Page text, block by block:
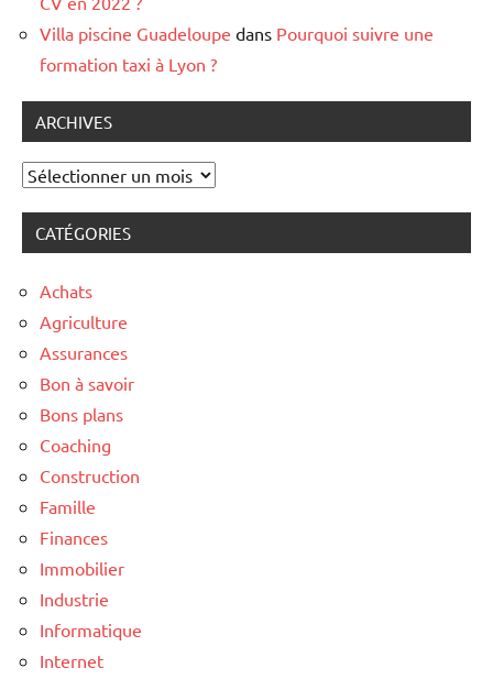
Villa piscine Guadeloupe dans Pourquoi suivre une
formation taxi à Lyon ?
ARCHIVES
Archives
CATÉGORIES
Achats
Agriculture
Assurances
Bon à savoir
Bons plans
Coaching
Construction
Famille
Finances
Immobilier
Industrie
Informatique
Internet